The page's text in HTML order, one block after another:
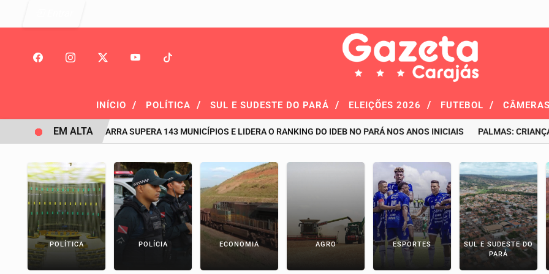
INÍCIO / POLÍTICA / SUL E SUDESTE DO PARÁ / ELEIÇÕES 2026 / FUTEBOL /
HISTÓRICO: PIÇARRA SUPERA 143 MUNICÍPIOS E LIDERA O RANKING DO IDEB NO PARÁ NOS ANOS INICIAIS PALMAS: CRIANÇA DE
EM ALTA
POLÍTICA POLÍCIA ECONOMIA AGRO ESPORTES
SUL E SUDESTE DO
PARÁ